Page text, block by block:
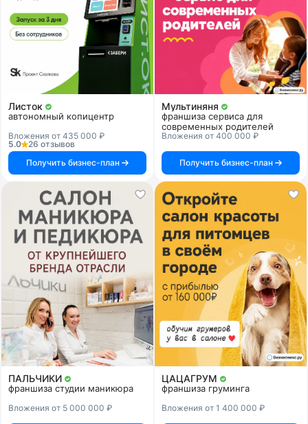
Листок
автономный копицентр
Вложения от 435 000 ₽
5.0
26 отзывов
Получить бизнес-план
Мультиняня
франшиза сервиса для
современных родителей
Вложения от 400 000 ₽
Получить бизнес-план
ПАЛЬЧИКИ
франшиза студии маникюра
Вложения от 5 000 000 ₽
ЦАЦАГРУМ
франшиза груминга
Вложения от 1 400 000 ₽